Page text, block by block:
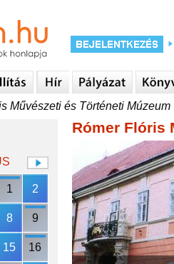
Művészeti és Történeti
1 2
8 9
15 16
Rómer Flóris